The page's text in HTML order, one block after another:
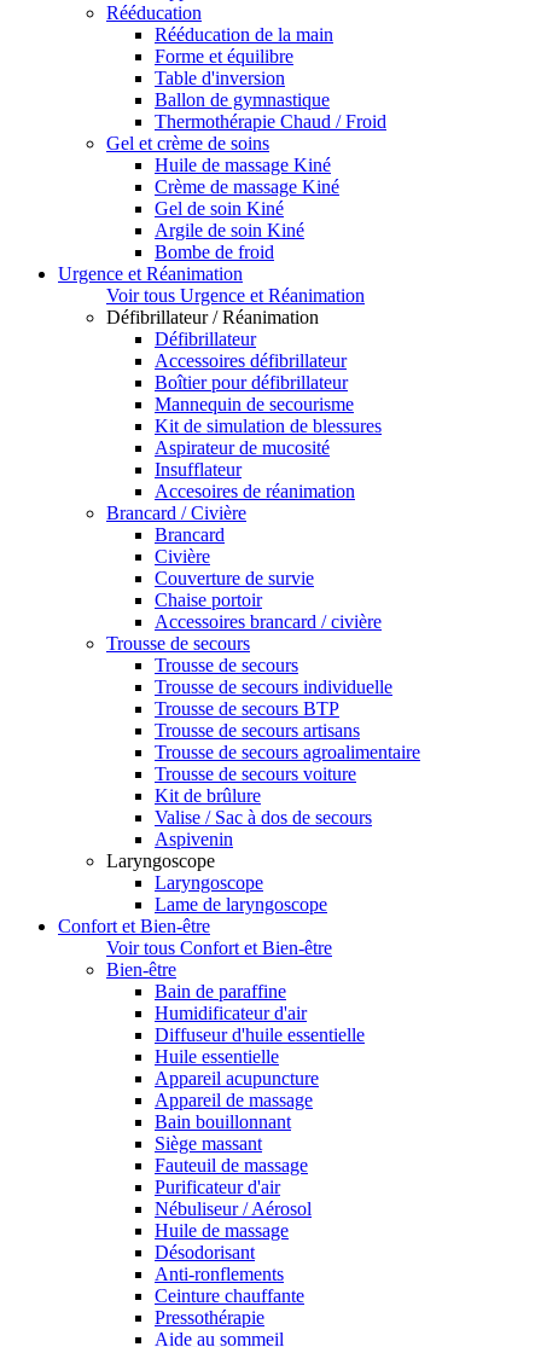
Rééducation
Rééducation de la main
Forme et équilibre
Table d'inversion
Ballon de gymnastique
Thermothérapie Chaud / Froid
Gel et crème de soins
Huile de massage Kiné
Crème de massage Kiné
Gel de soin Kiné
Argile de soin Kiné
Bombe de froid
Urgence et Réanimation
Voir tous Urgence et Réanimation
Défibrillateur / Réanimation
Défibrillateur
Accessoires défibrillateur
Boîtier pour défibrillateur
Mannequin de secourisme
Kit de simulation de blessures
Aspirateur de mucosité
Insufflateur
Accesoires de réanimation
Brancard / Civière
Brancard
Civière
Couverture de survie
Chaise portoir
Accessoires brancard / civière
Trousse de secours
Trousse de secours
Trousse de secours individuelle
Trousse de secours BTP
Trousse de secours artisans
Trousse de secours agroalimentaire
Trousse de secours voiture
Kit de brûlure
Valise / Sac à dos de secours
Aspivenin
Laryngoscope
Laryngoscope
Lame de laryngoscope
Confort et Bien-être
Voir tous Confort et Bien-être
Bien-être
Bain de paraffine
Humidificateur d'air
Diffuseur d'huile essentielle
Huile essentielle
Appareil acupuncture
Appareil de massage
Bain bouillonnant
Siège massant
Fauteuil de massage
Purificateur d'air
Nébuliseur / Aérosol
Huile de massage
Désodorisant
Anti-ronflements
Ceinture chauffante
Pressothérapie
Aide au sommeil